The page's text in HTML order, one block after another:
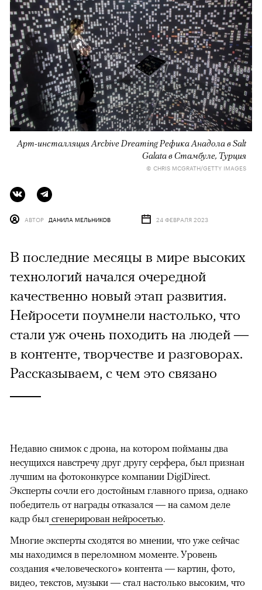
Арт-инсталляция Archive Dreaming Рефика Анадола в Salt
Galata в Стамбуле, Турция
© CHRIS MCGRATH/GETTY IMAGES
АВТОР ДАНИЛА МЕЛЬНИКОВ 24 ФЕВРАЛЯ 2023
В последние месяцы в мире высоких
технологий начался очередной
качественно новый этап развития.
Нейросети поумнели настолько, что
стали уж очень походить на людей —
в контенте, творчестве и разговорах.
Рассказываем, с чем это связано
Недавно снимок с дрона, на котором пойманы два
несущихся навстречу друг другу серфера, был признан
лучшим на фотоконкурсе компании DigiDirect.
Эксперты сочли его достойным главного приза, однако
победитель от награды отказался — на самом деле
кадр был сгенерирован нейросетью.
Многие эксперты сходятся во мнении, что уже сейчас
мы находимся в переломном моменте. Уровень
создания «человеческого» контента — картин, фото,
видео, текстов, музыки — стал настолько высоким, что